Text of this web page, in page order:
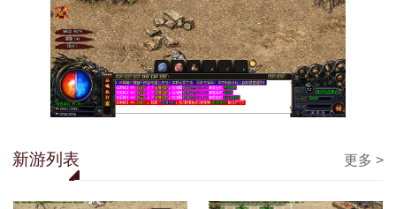
新游列表 更多 >